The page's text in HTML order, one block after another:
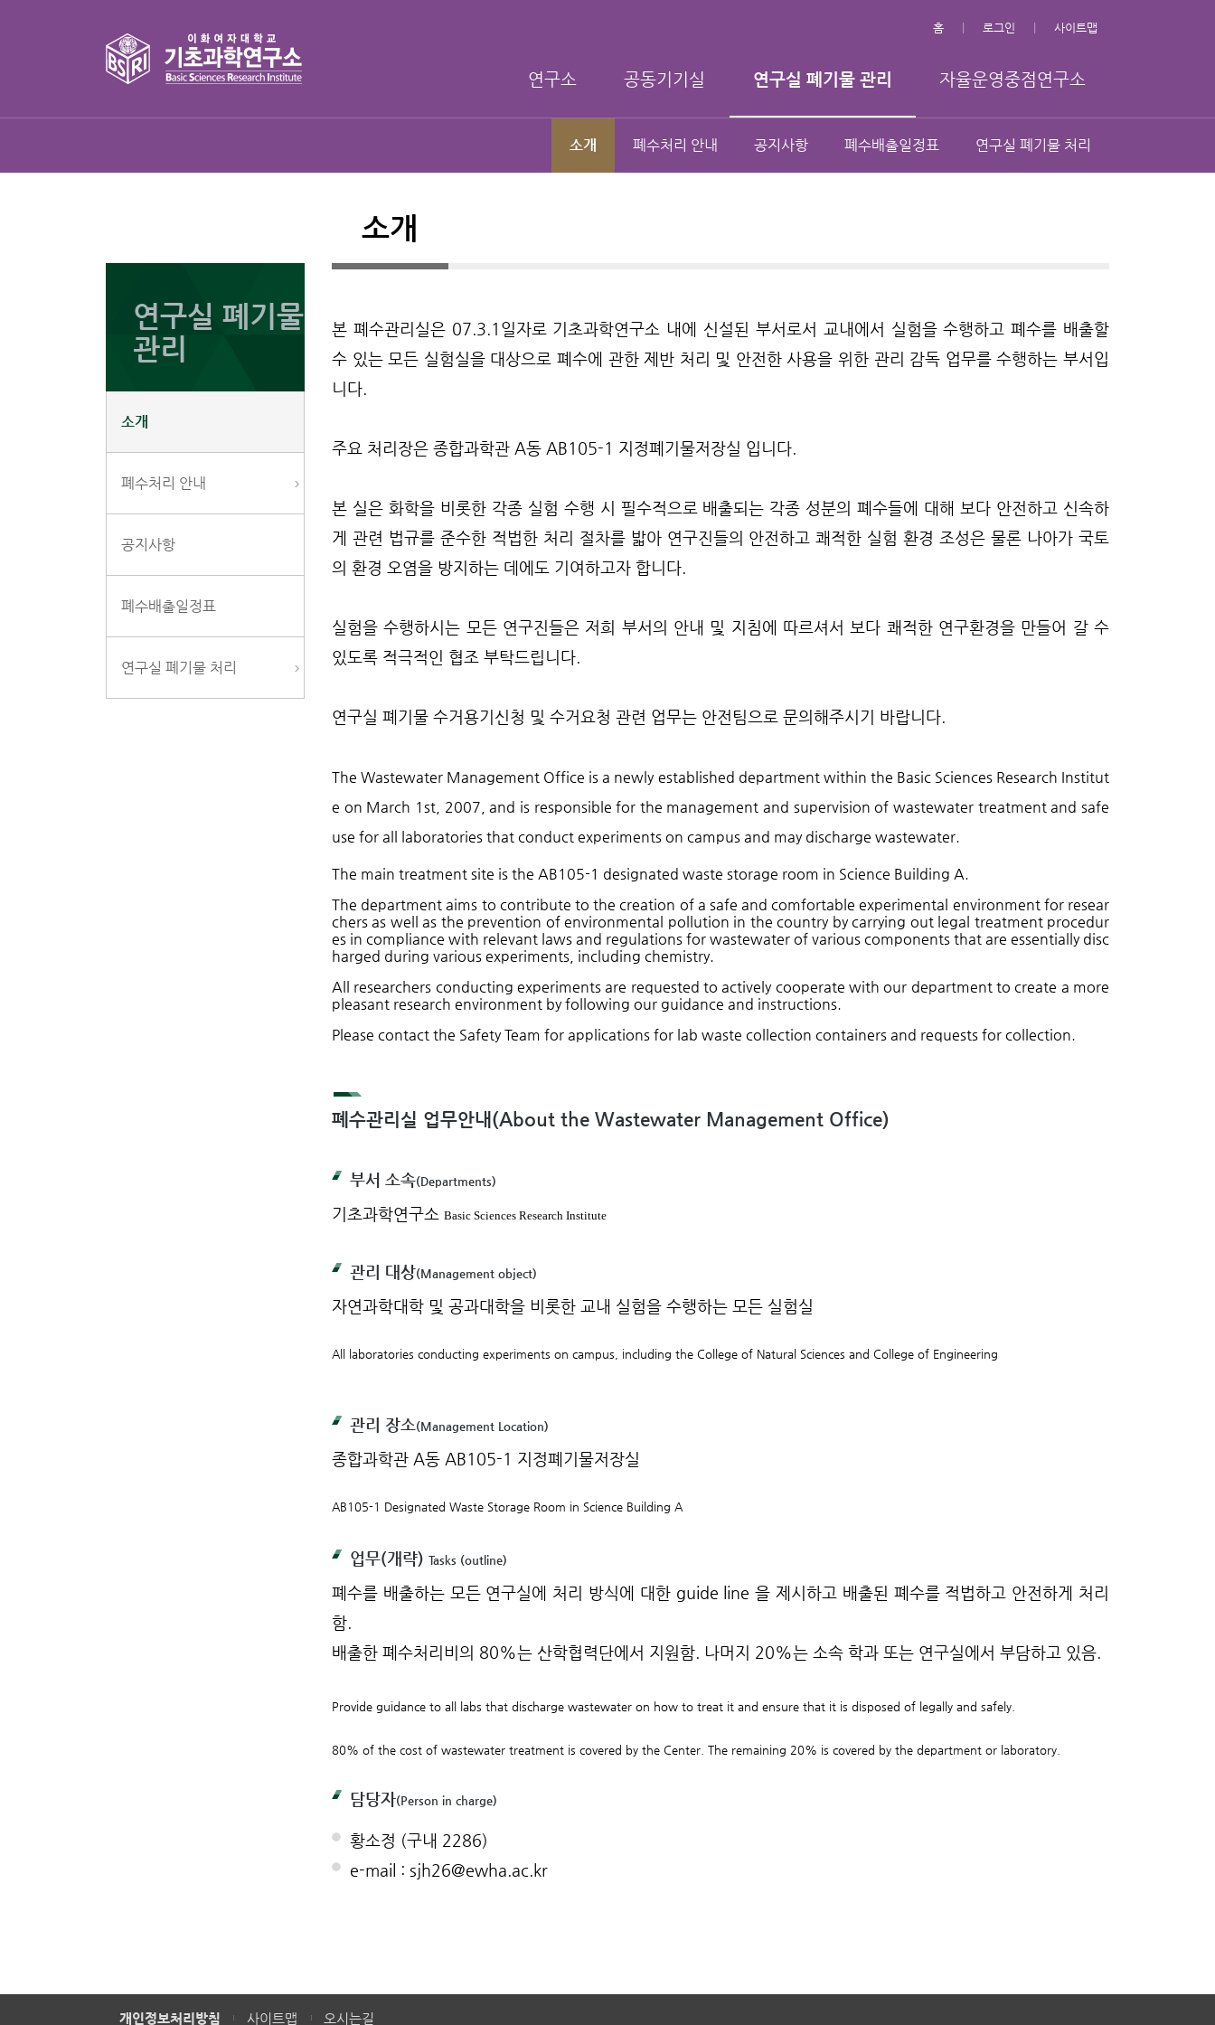
홈 로그인 사이트맵
연구소 공동기기실 연구실 폐기물 관리
소개 폐수처리 안내 공지사항 폐수배출일정표 연구실 폐기물 처리
자율운영중점연구소
연구실 폐기물
관리
소개
폐수처리 안내
공지사항
폐수배출일정표
연구실 폐기물 처리
소개
본 폐수관리실은 07.3.1일자로 기초과학연구소 내에 신설된 부서로서 교내에서 실험을 수행하고 폐수를 배출할
수 있는 모든 실험실을 대상으로 폐수에 관한 제반 처리 및 안전한 사용을 위한 관리 감독 업무를 수행하는 부서입
니다.
주요 처리장은 종합과학관 A동 AB105-1 지정폐기물저장실 입니다.
본 실은 화학을 비롯한 각종 실험 수행 시 필수적으로 배출되는 각종 성분의 폐수들에 대해 보다 안전하고 신속하
게 관련 법규를 준수한 적법한 처리 절차를 밟아 연구진들의 안전하고 쾌적한 실험 환경 조성은 물론 나아가 국토
의 환경 오염을 방지하는 데에도 기여하고자 합니다.
실험을 수행하시는 모든 연구진들은 저희 부서의 안내 및 지침에 따르셔서 보다 쾌적한 연구환경을 만들어 갈 수
있도록 적극적인 협조 부탁드립니다.
연구실 폐기물 수거용기신청 및 수거요청 관련 업무는 안전팀으로 문의해주시기 바랍니다.
The Wastewater Management Office is a newly established department within the Basic Sciences Research Institut
e on March 1st, 2007, and is responsible for the management and supervision of wastewater treatment and safe
use for all laboratories that conduct experiments on campus and may discharge wastewater.
The main treatment site is the AB105-1 designated waste storage room in Science Building A.
The department aims to contribute to the creation of a safe and comfortable experimental environment for resear
chers as well as the prevention of environmental pollution in the country by carrying out legal treatment procedur
es in compliance with relevant laws and regulations for wastewater of various components that are essentially disc
harged during various experiments, including chemistry.
All researchers conducting experiments are requested to actively cooperate with our department to create a more
pleasant research environment by following our guidance and instructions.
Please contact the Safety Team for applications for lab waste collection containers and requests for collection.
폐수관리실 업무안내 (About the Wastewater Management Office)
부서 소속(Departments)
기초과학연구소 Basic Sciences Research Institute
관리 대상(Management object)
자연과학대학 및 공과대학을 비롯한 교내 실험을 수행하는 모든 실험실
All laboratories conducting experiments on campus, including the College of Natural Sciences and College of Engineering
관리 장소 (Management Location)
종합과학관 A동 AB105-1 지정폐기물저장실
AB105-1 Designated Waste Storage Room in Science Building A
업무(개략) Tasks (outline)
폐수를 배출하는 모든 연구실에 처리 방식에 대한 guide line 을 제시하고 배출된 폐수를 적법하고 안전하게 처리
함.
배출한 폐수처리비의 80%는 산학협력단에서 지원함. 나머지 20%는 소속 학과 또는 연구실에서 부담하고 있음.
Provide guidance to all labs that discharge wastewater on how to treat it and ensure that it is disposed of legally and safely.
80% of the cost of wastewater treatment is covered by the Center. The remaining 20% is covered by the department or laboratory.
담당자(Person in charge)
황소정 (구내 2286)
e-mail : sjh26@ewha.ac.kr
개인정보처리방침 사이트맵 오시는길